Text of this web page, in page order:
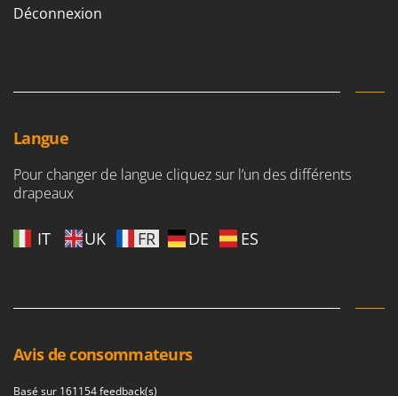
Outdoorchef
P
Palazzetti
Partisani
Prismafood
Déconnexion
Langue
Pour changer de langue cliquez sur l’un des différents
drapeaux
IT UK FR DE ES
Avis de consommateurs
Basé sur 161154 feedback(s)